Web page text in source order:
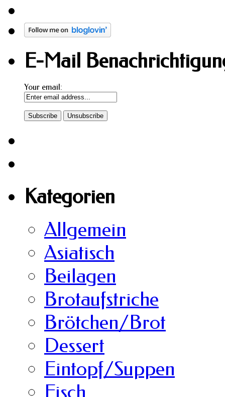
E-Mail
Your email:
Kategorien
Allgemein
Asiatisch
Beilagen
Brotaufstriche
Brötchen/Brot
Dessert
Eintopf/Suppen
Fisch